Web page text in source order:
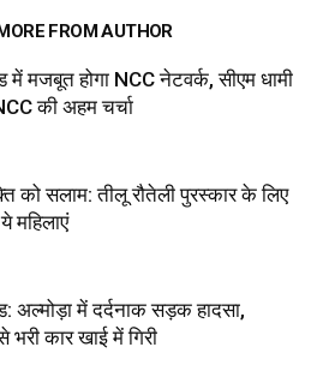
FROM AUTHOR
में मजबूत होगा NCC नेटवर्क, सीएम धामी
की अहम चर्चा
को सलाम: तीलू रौतेली पुरस्कार के लिए
महिलाएं
अल्मोड़ा में दर्दनाक सड़क हादसा,
भरी कार खाई में गिरी